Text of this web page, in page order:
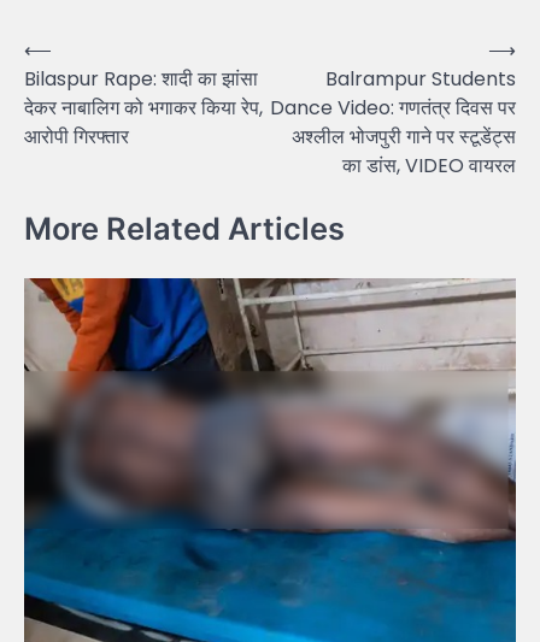
Post
navigation
⟵
Bilaspur Rape: शादी का झांसा
देकर नाबालिग को भगाकर किया रेप,
आरोपी गिरफ्तार
Balrampur Students
Dance Video: गणतंत्र दिवस पर
अश्लील भोजपुरी गाने पर स्टूडेंट्स
का डांस, VIDEO वायरल
⟶
More Related Articles